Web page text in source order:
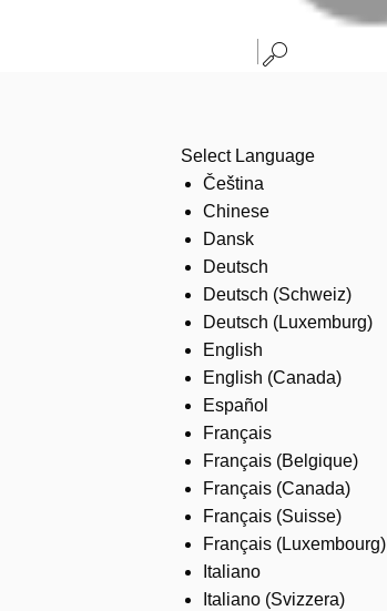
Select Language
Čeština
Chinese
Dansk
Deutsch
Deutsch (Schweiz)
Deutsch (Luxemburg)
English
English (Canada)
Español
Français
Français (Belgique)
Français (Canada)
Français (Suisse)
Français (Luxembourg)
Italiano
Italiano (Svizzera)